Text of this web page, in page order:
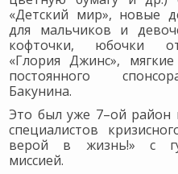
«Детский мир», новые
для мальчиков и
кофточки, юбочки
«Глория Джинс»,
постоянного
Бакунина.
Это был уже 7–ой район
специалистов
верой в жизнь!» с
миссией.